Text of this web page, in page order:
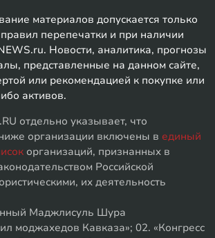
материалов допускается только
перепечатки и при наличии
Новости, аналитика, прогнозы
представленные на данном сайте,
или рекомендацией к покупке или
активов.
отдельно указывает, что
организации включены в единый
организаций, признанных в
Российской
их деятельность
Маджлисуль Шура
моджахедов Кавказа»; 02. «Конгресс